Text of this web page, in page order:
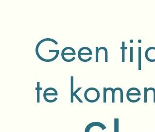
Geen
te